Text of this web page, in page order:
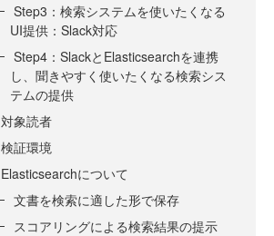
Step3：検索システムを使いたくなる
UI提供：Slack対応
Step4：SlackとElasticsearchを連携
し、聞きやすく使いたくなる検索シス
テムの提供
対象読者
検証環境
Elasticsearchについて
文書を検索に適した形で保存
スコアリングによる検索結果の提示